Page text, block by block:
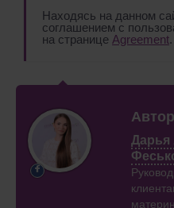
Находясь на данном
соглашением с
на странице Agreement.
Дарья